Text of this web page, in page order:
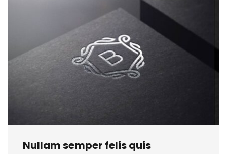
Nullam semper felis quis